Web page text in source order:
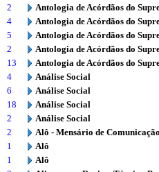
2
Antologia de Acórdãos do
4
Antologia de Acórdãos do
5
Antologia de Acórdãos do
2
Antologia de Acórdãos do
13
Antologia de Acórdãos do
4
Análise Social
6
Análise Social
18
Análise Social
2
Análise Social
2
Alô - Mensário de Comunicação
1
Alô
1
Alô